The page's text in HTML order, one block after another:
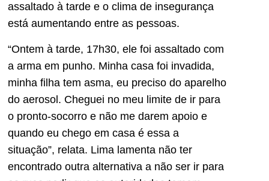
assaltado à tarde e o clima de insegurança
está aumentando entre as pessoas.
“Ontem à tarde, 17h30, ele foi assaltado com
a arma em punho. Minha casa foi invadida,
minha filha tem asma, eu preciso do aparelho
do aerosol. Cheguei no meu limite de ir para
o pronto-socorro e não me darem apoio e
quando eu chego em casa é essa a
situação”, relata. Lima lamenta não ter
encontrado outra alternativa a não ser ir para